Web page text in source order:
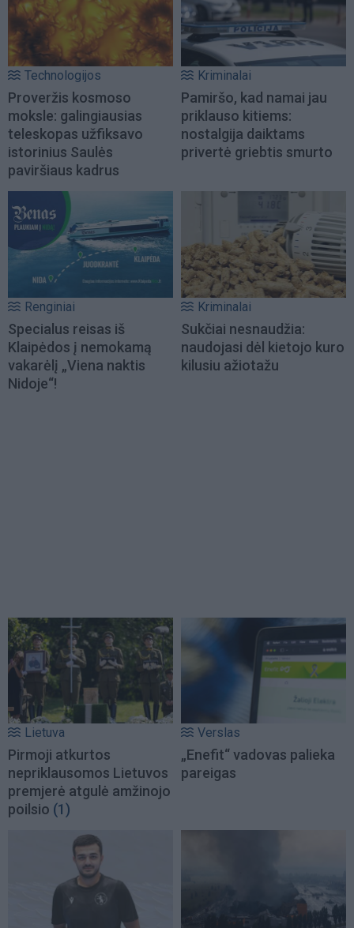
Technologijos
Proveržis kosmoso
moksle: galingiausias
teleskopas užfiksavo
istorinius Saulės
paviršiaus kadrus
Kriminalai
Pamiršo, kad namai jau
priklauso kitiems:
nostalgija daiktams
privertė griebtis smurto
Renginiai
Specialus reisas iš
Klaipėdos į nemokamą
vakarėlį „Viena naktis
Nidoje“!
Kriminalai
Sukčiai nesnaudžia:
naudojasi dėl kietojo kuro
kilusiu ažiotažu
Lietuva
Pirmoji atkurtos
nepriklausomos Lietuvos
premjerė atgulė amžinojo
poilsio (1)
Verslas
„Enefit“ vadovas palieka
pareigas